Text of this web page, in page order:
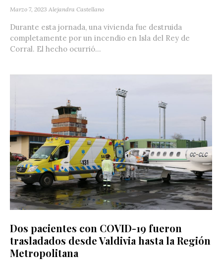
Marzo 7, 2023 Alejandra Castellano
Durante esta jornada, una vivienda fue destruida
completamente por un incendio en Isla del Rey de
Corral. El hecho ocurrió...
Dos pacientes con COVID-19 fueron
trasladados desde Valdivia hasta la Región
Metropolitana